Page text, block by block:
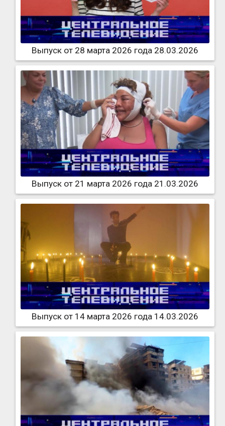
Выпуск от 28 марта 2026 года 28.03.2026
Выпуск от 21 марта 2026 года 21.03.2026
Выпуск от 14 марта 2026 года 14.03.2026